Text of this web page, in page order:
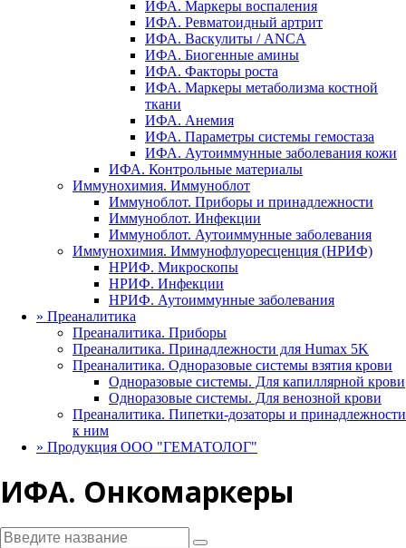
ИФА. Маркеры воспаления
ИФА. Ревматоидный артрит
ИФА. Васкулиты / ANCA
ИФА. Биогенные амины
ИФА. Факторы роста
ИФА. Маркеры метаболизма костной
ткани
ИФА. Анемия
ИФА. Параметры системы гемостаза
ИФА. Аутоиммунные заболевания кожи
ИФА. Контрольные материалы
Иммунохимия. Иммуноблот
Иммуноблот. Приборы и принадлежности
Иммуноблот. Инфекции
Иммуноблот. Аутоиммунные заболевания
Иммунохимия. Иммунофлуоресценция (НРИФ)
НРИФ. Микроскопы
НРИФ. Инфекции
НРИФ. Аутоиммунные заболевания
» Преаналитика
Преаналитика. Приборы
Преаналитика. Принадлежности для Humax 5K
Преаналитика. Одноразовые системы взятия крови
Одноразовые системы. Для капиллярной крови
Одноразовые системы. Для венозной крови
Преаналитика. Пипетки-дозаторы и принадлежности
к ним
» Продукция ООО "ГЕМАТОЛОГ"
ИФА. Онкомаркеры